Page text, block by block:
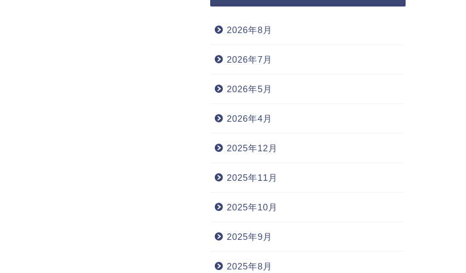
2026年8月
2026年7月
2026年5月
2026年4月
2025年12月
2025年11月
2025年10月
2025年9月
2025年8月